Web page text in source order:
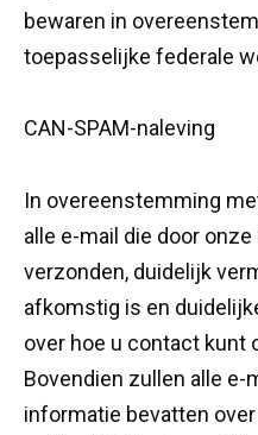
bewaren in
toepasselijke federale
CAN-SPAM-naleving
In overeenstemming
alle e-mail die door
verzonden, duidelijk
afkomstig is en
over hoe u contact kunt
Bovendien zullen alle
informatie bevatten